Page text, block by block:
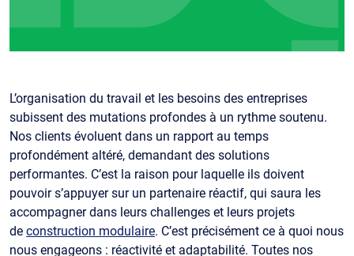
L’organisation du travail et les besoins des entreprises
subissent des mutations profondes à un rythme soutenu.
Nos clients évoluent dans un rapport au temps
profondément altéré, demandant des solutions
performantes. C’est la raison pour laquelle ils doivent
pouvoir s’appuyer sur un partenaire réactif, qui saura les
accompagner dans leurs challenges et leurs projets
de construction modulaire. C’est précisément ce à quoi nous
nous engageons : réactivité et adaptabilité. Toutes nos